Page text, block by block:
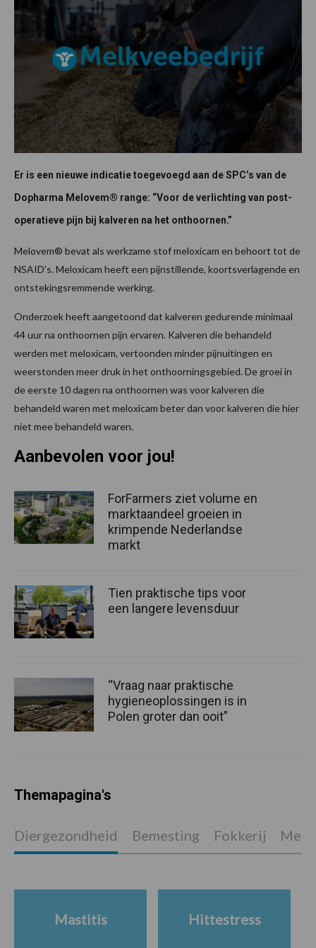
Er is een nieuwe indicatie toegevoegd aan de SPC’s van de
Dopharma Melovem® range: “Voor de verlichting van post-
operatieve pijn bij kalveren na het onthoornen.”
Melovem® bevat als werkzame stof meloxicam en behoort tot de
NSAID’s. Meloxicam heeft een pijnstillende, koortsverlagende en
ontstekingsremmende werking.
Onderzoek heeft aangetoond dat kalveren gedurende minimaal
44 uur na onthoornen pijn ervaren. Kalveren die behandeld
werden met meloxicam, vertoonden minder pijnuitingen en
weerstonden meer druk in het onthoorningsgebied. De groei in
de eerste 10 dagen na onthoornen was voor kalveren die
behandeld waren met meloxicam beter dan voor kalveren die hier
niet mee behandeld waren.
Aanbevolen voor jou!
ForFarmers ziet volume en
marktaandeel groeien in
krimpende Nederlandse
markt
Tien praktische tips voor
een langere levensduur
“Vraag naar praktische
hygieneoplossingen is in
Polen groter dan ooit”
Themapagina's
Diergezondheid Bemesting Fokkerij
Mastitis Hittestress